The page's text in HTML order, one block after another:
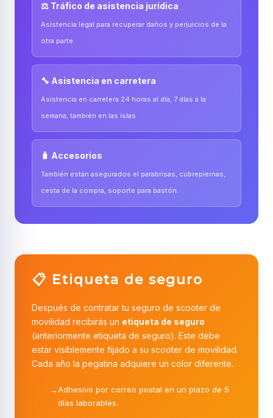
⚖️ Tráfico de asistencia jurídica
Asistencia legal para recuperar daños y perjuicios de la
otra parte.
🔧 Asistencia en carretera
Asistencia en carretera 24 horas al día, 7 días a la
semana, también en las islas
🧳 Accesorios
También están asegurados el parabrisas, cubrepiernas,
cesta de la compra, soporte para bastón.
📋 Etiqueta de seguro
Después de contratar tu seguro de scooter de
movilidad recibirás un etiqueta de seguro
(anteriormente etiqueta de seguro). Este debe
estar visiblemente fijado a su scooter de movilidad.
Cada año la pegatina adquiere un color diferente.
→Adhesivo por correo postal en un plazo de 5
días laborables.